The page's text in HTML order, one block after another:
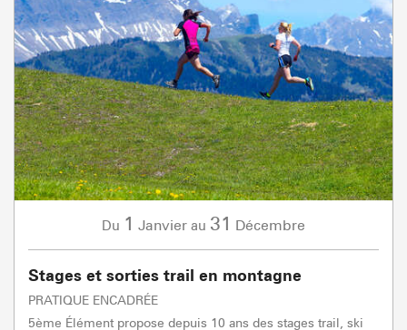
Du 1 Janvier au 31 Décembre
Stages et sorties trail en montagne
PRATIQUE ENCADRÉE
5ème Élément propose depuis 10 ans des stages trail, ski